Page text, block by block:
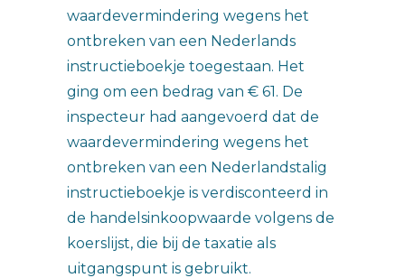
waardevermindering wegens het
ontbreken van een Nederlands
instructieboekje toegestaan. Het
ging om een bedrag van € 61. De
inspecteur had aangevoerd dat de
waardevermindering wegens het
ontbreken van een Nederlandstalig
instructieboekje is verdisconteerd in
de handelsinkoopwaarde volgens de
koerslijst, die bij de taxatie als
uitgangspunt is gebruikt.